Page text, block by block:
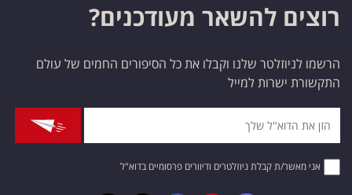
רוצים להשאר מעודכנים?
הרשמו לניוזלטר שלנו וקבלו את כל הסיפורים החמים של עולם
התקשורת ישרות למייל
אני מאשר/ת קבלת ניוזלטרים ודיוורים פרסומיים בדוא"ל